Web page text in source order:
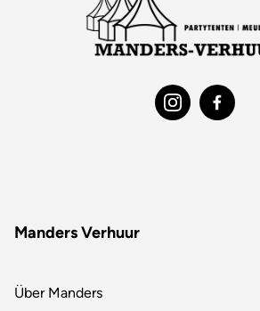
Manders Verhuur
Über Manders